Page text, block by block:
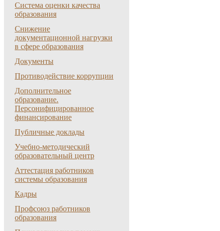
Система оценки качества
образования
Снижение
документационной нагрузки
в сфере образования
Документы
Противодействие коррупции
Дополнительное
образование.
Персонифицированное
финансирование
Публичные доклады
Учебно-методический
образовательный центр
Аттестация работников
системы образования
Кадры
Профсоюз работников
образования